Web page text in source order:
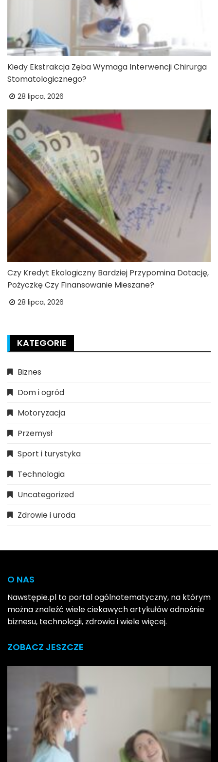
Kiedy Ekstrakcja Zęba Wymaga Interwencji Chirurga
Stomatologicznego?
28 lipca, 2026
Czy Kredyt Ekologiczny Bardziej Przypomina Dotację,
Pożyczkę Czy Finansowanie Mieszane?
28 lipca, 2026
KATEGORIE
Biznes
Dom i ogród
Motoryzacja
Przemysł
Sport i turystyka
Technologia
Uncategorized
Zdrowie i uroda
O NAS
Nawstępie.pl to portal ogólnotematyczny, na którym
można znaleźć wiele ciekawych artykułów odnośnie
biznesu, technologii, zdrowia i wiele więcej.
ZOBACZ JESZCZE